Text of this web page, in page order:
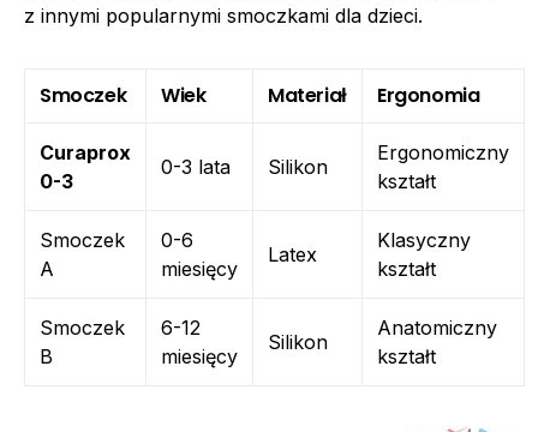
z innymi popularnymi smoczkami dla dzieci.
Smoczek Wiek Materiał Ergonomia
Curaprox
0-3
0-3 lata Silikon
Ergonomiczny
kształt
Smoczek
A
0-6
miesięcy
Latex
Klasyczny
kształt
Smoczek
B
6-12
miesięcy
Silikon
Anatomiczny
kształt